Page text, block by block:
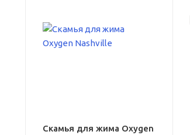
Скамья для жима Oxygen